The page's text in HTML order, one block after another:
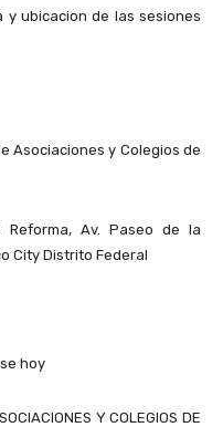
ubicacion de las sesiones
Asociaciones y Colegios de
Reforma, Av. Paseo de la
City Distrito Federal
hoy
Y COLEGIOS DE